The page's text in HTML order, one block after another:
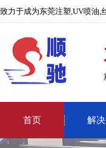
致力于成为东莞注塑,UV喷油,
首页 解